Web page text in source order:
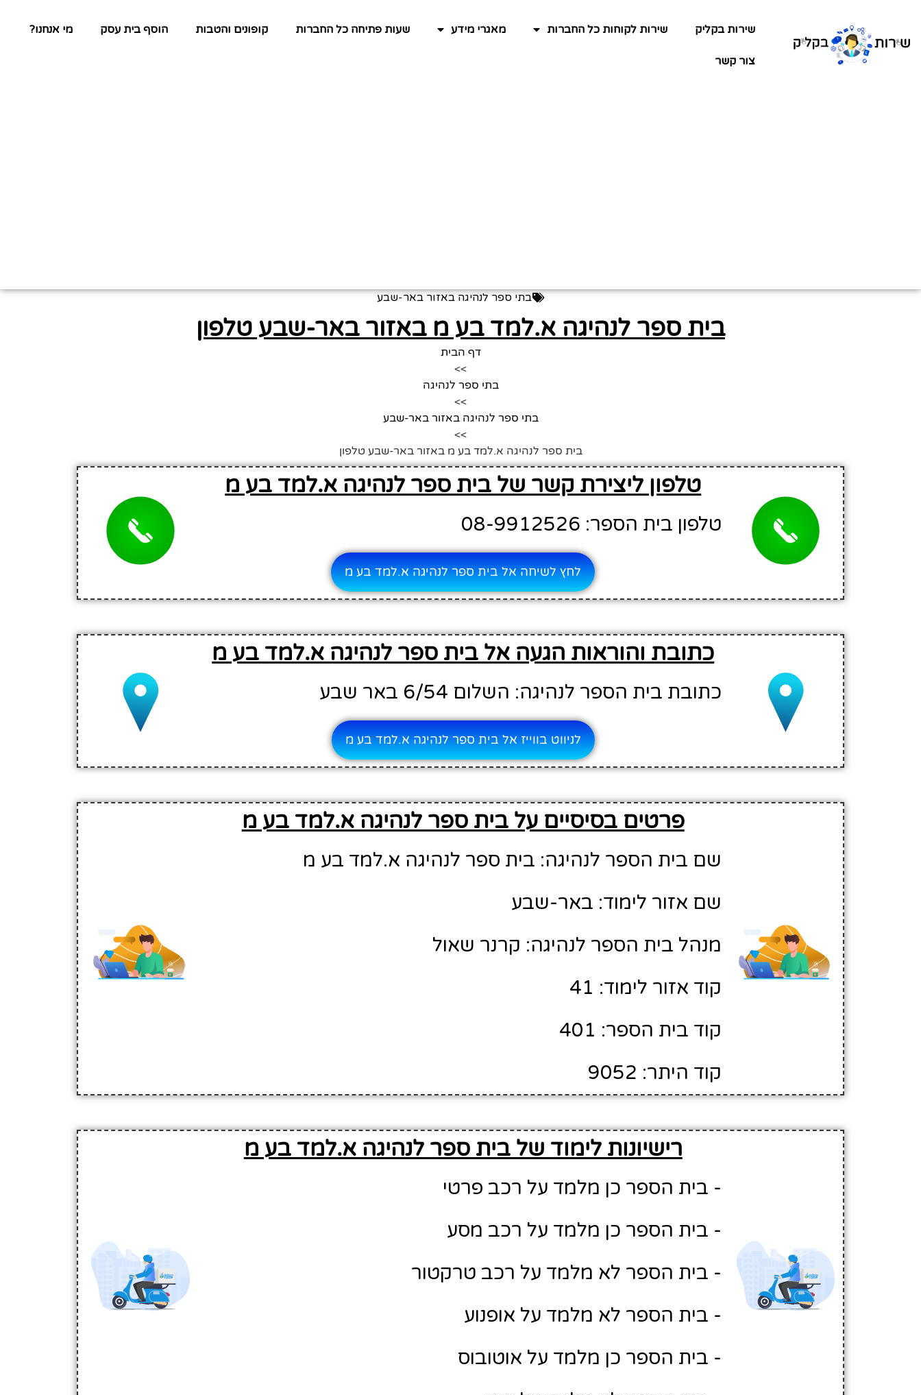
שירות בקליק שירות לקוחות כל החברות מאגרי מידע שעות פתיחה כל החברות קופונים והטבות הוסף בית עסק מי אנחנו?
צור קשר
בתי ספר לנהיגה באזור באר-שבע
בית ספר לנהיגה א.למד בע מ באזור באר-שבע טלפון
דף הבית
>>
בתי ספר לנהיגה
>>
בתי ספר לנהיגה באזור באר-שבע
>>
בית ספר לנהיגה א.למד בע מ באזור באר-שבע טלפון
טלפון ליצירת קשר של בית ספר לנהיגה א.למד בע מ
טלפון בית הספר: 08-9912526
לחץ לשיחה אל בית ספר לנהיגה א.למד בע מ
כתובת והוראות הגעה אל בית ספר לנהיגה א.למד בע מ
כתובת בית הספר לנהיגה: השלום 6/54 באר שבע
לניווט בווייז אל בית ספר לנהיגה א.למד בע מ
פרטים בסיסיים על בית ספר לנהיגה א.למד בע מ
שם בית הספר לנהיגה: בית ספר לנהיגה א.למד בע מ
שם אזור לימוד: באר-שבע
מנהל בית הספר לנהיגה: קרנר שאול
קוד אזור לימוד: 41
קוד בית הספר: 401
קוד היתר: 9052
רישיונות לימוד של בית ספר לנהיגה א.למד בע מ
- בית הספר כן מלמד על רכב פרטי
- בית הספר כן מלמד על רכב מסע
- בית הספר לא מלמד על רכב טרקטור
- בית הספר לא מלמד על אופנוע
- בית הספר כן מלמד על אוטובוס